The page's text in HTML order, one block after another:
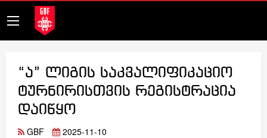
“ა” ლიგის საკვალიფიკაციო
ტურნირისთვის რეგისტრაცია
დაიწყო
GBF 2025-11-10